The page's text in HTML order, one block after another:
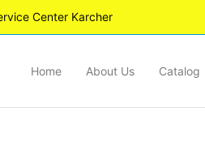
Center Karcher
Home About Us Catalog